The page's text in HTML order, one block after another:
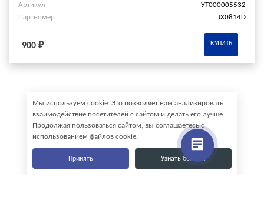
Артикул
УТ000005532
Партномер
JX0814D
900 ₽ КУПИТЬ
Мы используем cookie. Это позволяет нам анализировать
взаимодействие посетителей с сайтом и делать его лучше.
Продолжая пользоваться сайтом, вы соглашаетесь с
использованием файлов cookie.
Принять Узнать больше